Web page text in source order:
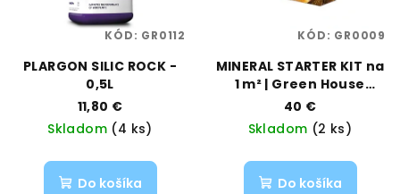
PLARGON SILIC ROCK -
0,5L
11,80 €
Skladom (4 ks)
Do košíka
KÓD: GR0112
MINERAL STARTER KIT na
1 m² | Green House
Feeding | Vaporama
40 €
Skladom (2 ks)
Do košíka
KÓD: GR0009